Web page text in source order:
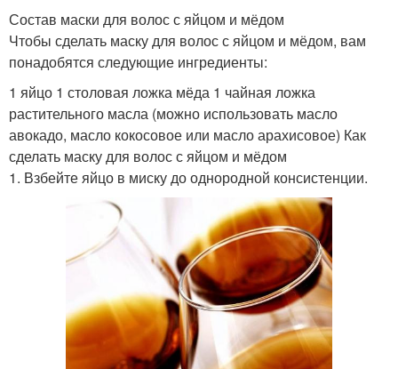
Состав маски для волос с яйцом и мёдом
Чтобы сделать маску для волос с яйцом и мёдом, вам
понадобятся следующие ингредиенты:
1 яйцо 1 столовая ложка мёда 1 чайная ложка
растительного масла (можно использовать масло
авокадо, масло кокосовое или масло арахисовое) Как
сделать маску для волос с яйцом и мёдом
1. Взбейте яйцо в миску до однородной консистенции.